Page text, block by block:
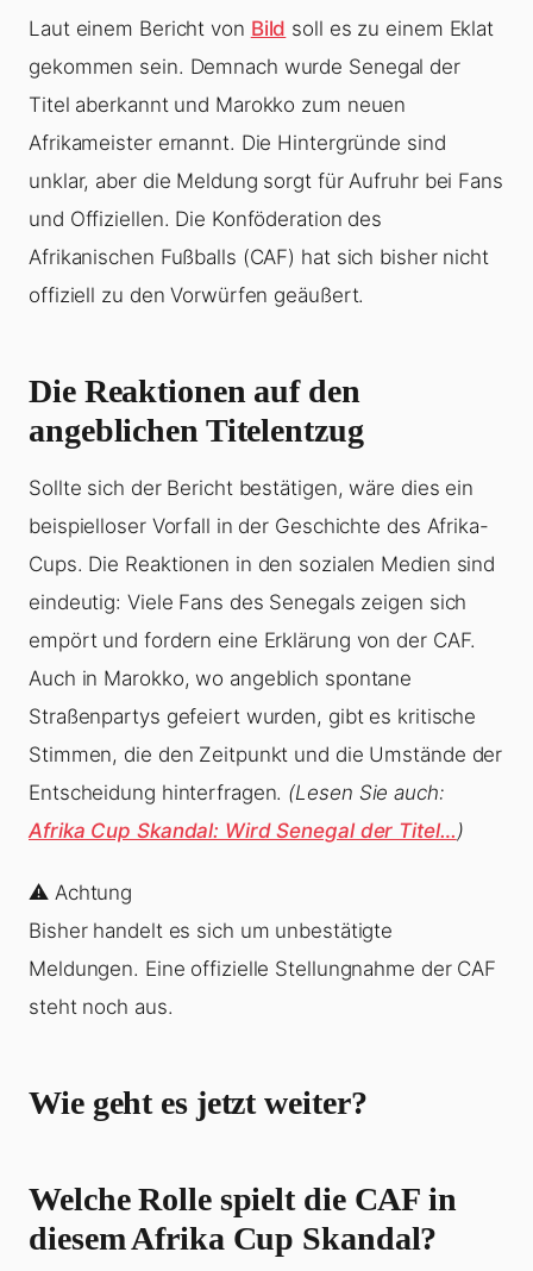
Laut einem Bericht von Bild soll es zu einem Eklat
gekommen sein. Demnach wurde Senegal der
Titel aberkannt und Marokko zum neuen
Afrikameister ernannt. Die Hintergründe sind
unklar, aber die Meldung sorgt für Aufruhr bei Fans
und Offiziellen. Die Konföderation des
Afrikanischen Fußballs (CAF) hat sich bisher nicht
offiziell zu den Vorwürfen geäußert.
Die Reaktionen auf den
angeblichen Titelentzug
Sollte sich der Bericht bestätigen, wäre dies ein
beispielloser Vorfall in der Geschichte des Afrika-
Cups. Die Reaktionen in den sozialen Medien sind
eindeutig: Viele Fans des Senegals zeigen sich
empört und fordern eine Erklärung von der CAF.
Auch in Marokko, wo angeblich spontane
Straßenpartys gefeiert wurden, gibt es kritische
Stimmen, die den Zeitpunkt und die Umstände der
Entscheidung hinterfragen. (Lesen Sie auch:
Afrika Cup Skandal: Wird Senegal der Titel…)
⚠️ Achtung
Bisher handelt es sich um unbestätigte
Meldungen. Eine offizielle Stellungnahme der CAF
steht noch aus.
Wie geht es jetzt weiter?
Welche Rolle spielt die CAF in
diesem Afrika Cup Skandal?